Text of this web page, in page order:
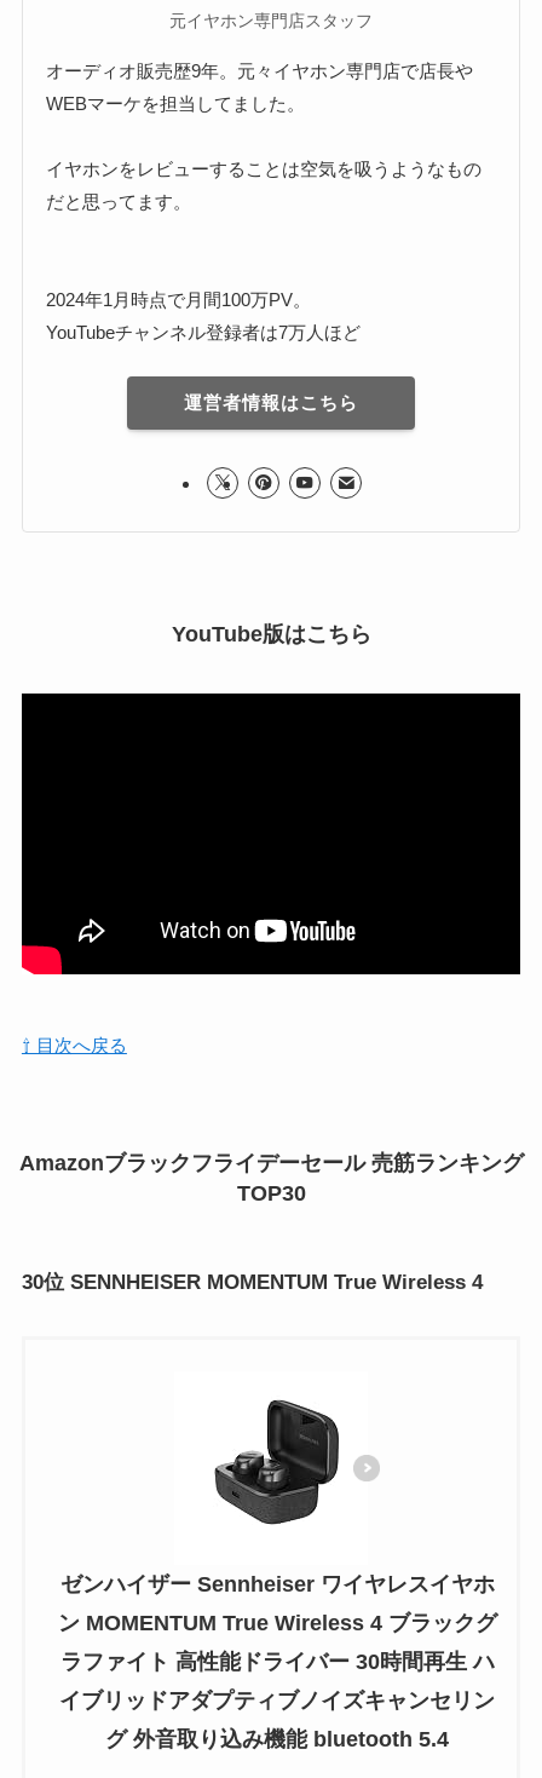
元イヤホン専門店スタッフ
オーディオ販売歴9年。元々イヤホン専門店で店長や
WEBマーケを担当してました。
イヤホンをレビューすることは空気を吸うようなもの
だと思ってます。
2024年1月時点で月間100万PV。
YouTubeチャンネル登録者は7万人ほど
運営者情報はこちら
YouTube版はこちら
⇧ 目次へ戻る
Amazonブラックフライデーセール 売筋ランキング
TOP30
30位 SENNHEISER MOMENTUM True Wireless 4
ゼンハイザー Sennheiser ワイヤレスイヤホ
ン MOMENTUM True Wireless 4 ブラックグ
ラファイト 高性能ドライバー 30時間再生 ハ
イブリッドアダプティブノイズキャンセリン
グ 外音取り込み機能 bluetooth 5.4